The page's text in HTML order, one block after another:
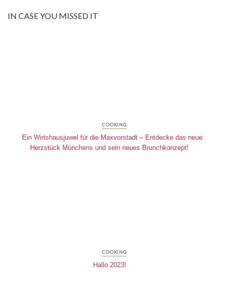
IN CASE YOU MISSED IT
COOKING
Ein Wirtshausjuwel für die Maxvorstadt – Entdecke das neue
Herzstück Münchens und sein neues Brunchkonzept!
COOKING
Hallo 2023!